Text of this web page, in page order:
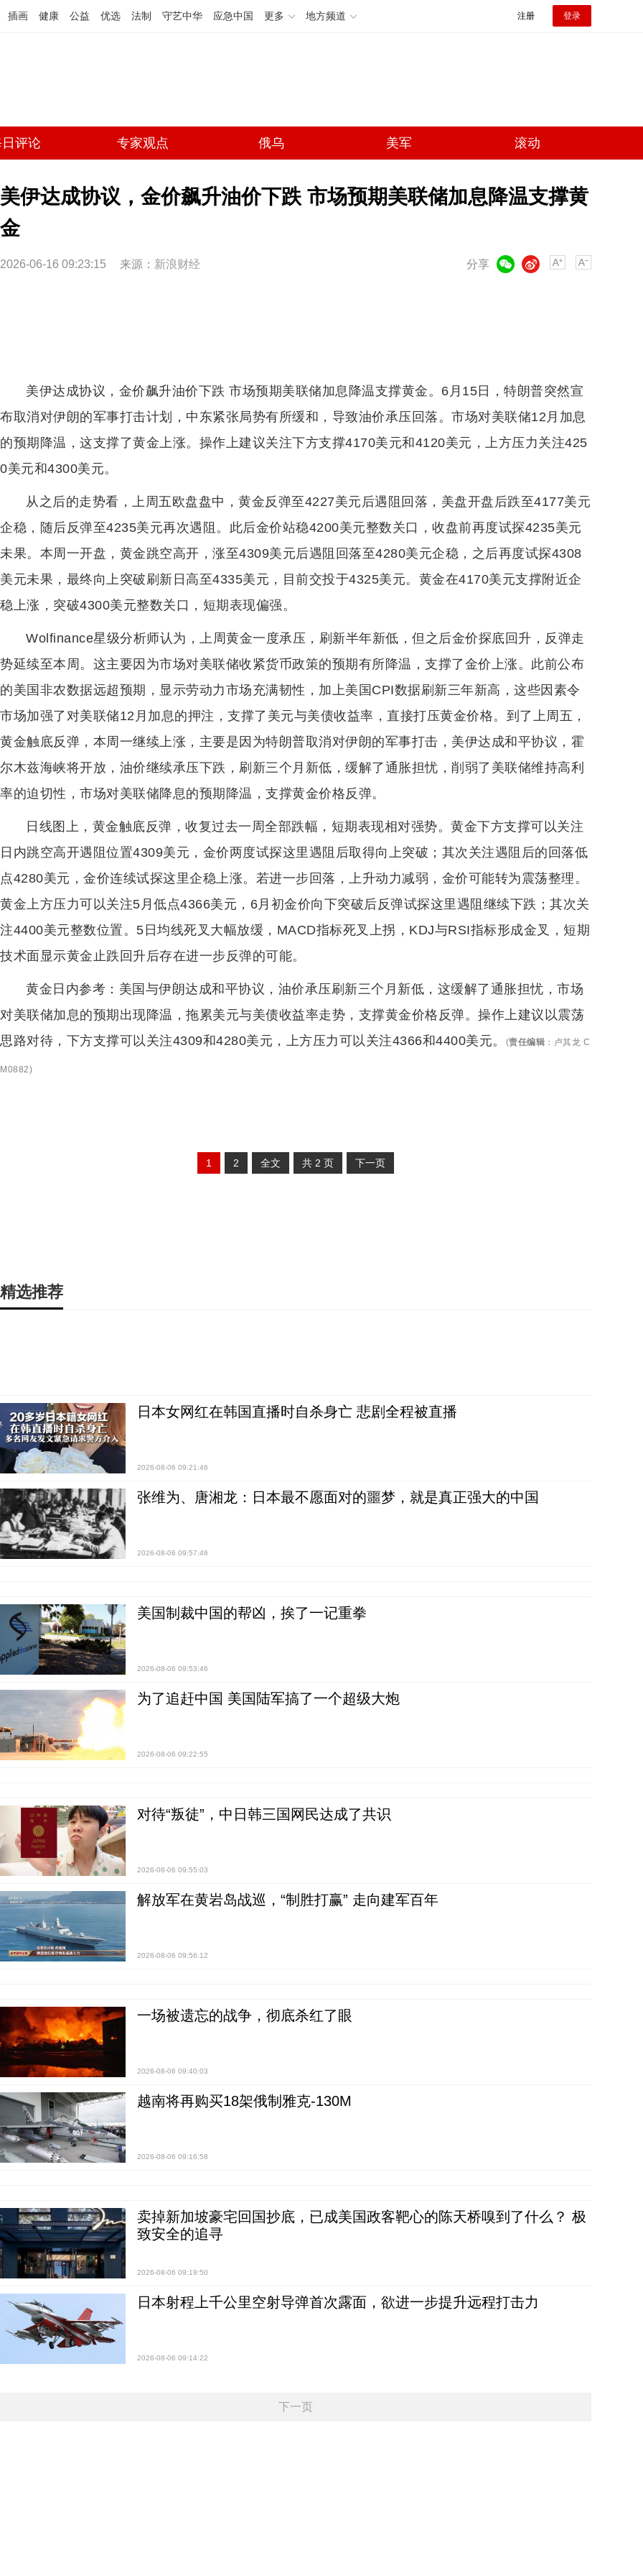
插画 健康 公益 优选 法制 守艺中华 应急中国 更多 地方频道 注册 登录
评论 专家观点 俄乌 美军 滚动
美伊达成协议，金价飙升油价下跌 市场预期美联储加息降温支撑黄
金
2026-06-16 09:23:15 来源： 新浪财经 分享
微博
美伊达成协议，金价飙升油价下跌 市场预期美联储加息降温支撑黄金。6月15日，特朗普突然宣
布取消对伊朗的军事打击计划，中东紧张局势有所缓和，导致油价承压回落。市场对美联储12月加息
的预期降温，这支撑了黄金上涨。操作上建议关注下方支撑4170美元和4120美元，上方压力关注425
0美元和4300美元。
从之后的走势看，上周五欧盘盘中，黄金反弹至4227美元后遇阻回落，美盘开盘后跌至4177美元
企稳，随后反弹至4235美元再次遇阻。此后金价站稳4200美元整数关口，收盘前再度试探4235美元
未果。本周一开盘，黄金跳空高开，涨至4309美元后遇阻回落至4280美元企稳，之后再度试探4308
美元未果，最终向上突破刷新日高至4335美元，目前交投于4325美元。黄金在4170美元支撑附近企
稳上涨，突破4300美元整数关口，短期表现偏强。
Wolfinance星级分析师认为，上周黄金一度承压，刷新半年新低，但之后金价探底回升，反弹走
势延续至本周。这主要因为市场对美联储收紧货币政策的预期有所降温，支撑了金价上涨。此前公布
的美国非农数据远超预期，显示劳动力市场充满韧性，加上美国CPI数据刷新三年新高，这些因素令
市场加强了对美联储12月加息的押注，支撑了美元与美债收益率，直接打压黄金价格。到了上周五，
黄金触底反弹，本周一继续上涨，主要是因为特朗普取消对伊朗的军事打击，美伊达成和平协议，霍
尔木兹海峡将开放，油价继续承压下跌，刷新三个月新低，缓解了通胀担忧，削弱了美联储维持高利
率的迫切性，市场对美联储降息的预期降温，支撑黄金价格反弹。
日线图上，黄金触底反弹，收复过去一周全部跌幅，短期表现相对强势。黄金下方支撑可以关注
日内跳空高开遇阻位置4309美元，金价两度试探这里遇阻后取得向上突破；其次关注遇阻后的回落低
点4280美元，金价连续试探这里企稳上涨。若进一步回落，上升动力减弱，金价可能转为震荡整理。
黄金上方压力可以关注5月低点4366美元，6月初金价向下突破后反弹试探这里遇阻继续下跌；其次关
注4400美元整数位置。5日均线死叉大幅放缓，MACD指标死叉上拐，KDJ与RSI指标形成金叉，短期
技术面显示黄金止跌回升后存在进一步反弹的可能。
黄金日内参考：美国与伊朗达成和平协议，油价承压刷新三个月新低，这缓解了通胀担忧，市场
对美联储加息的预期出现降温，拖累美元与美债收益率走势，支撑黄金价格反弹。操作上建议以震荡
思路对待，下方支撑可以关注4309和4280美元，上方压力可以关注4366和4400美元。
(责任编辑 ： 卢其龙 C
M0882)
1 2 全文 共 2 页 下一页
精选推荐
日本女网红在韩国直播时自杀身亡 悲剧全程被直播
2026-08-06 09:21:46
张维为、唐湘龙：日本最不愿面对的噩梦，就是真正强大的中国
2026-08-06 09:57:46
美国制裁中国的帮凶，挨了一记重拳
2026-08-06 09:53:46
为了追赶中国 美国陆军搞了一个超级大炮
2026-08-06 09:22:55
对待“叛徒”，中日韩三国网民达成了共识
2026-08-06 09:55:03
解放军在黄岩岛战巡，“制胜打赢” 走向建军百年
2026-08-06 09:56:12
一场被遗忘的战争，彻底杀红了眼
2026-08-06 09:40:03
越南将再购买18架俄制雅克-130M
2026-08-06 09:16:58
卖掉新加坡豪宅回国抄底，已成美国政客靶心的陈天桥嗅到了什么？ 极
致安全的追寻
2026-08-06 09:19:50
日本射程上千公里空射导弹首次露面，欲进一步提升远程打击力
2026-08-06 09:14:22
下一页